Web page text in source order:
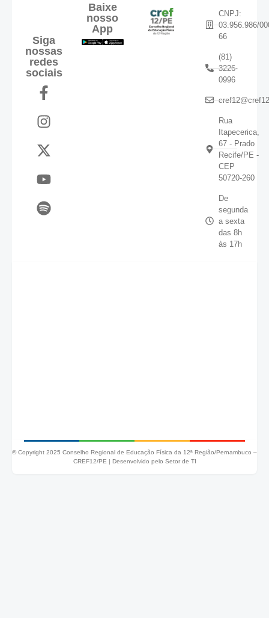
Siga
nossas
redes
sociais
Baixe
nosso
App
CNPJ:
03.956.986/
66
(81)
3226-
0996
Rua
Itapecerica,
67 - Prado
Recife/PE -
CEP
50720-260
De
segunda
a sexta
das 8h
às 17h
© Copyright 2025 Conselho Regional de Educação Física da 12ª Região/Pernambuco –
CREF12/PE | Desenvolvido pelo Setor de TI